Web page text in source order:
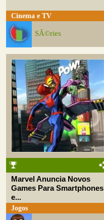
Cinema e TV
SÃ©ries
Marvel Anuncia Novos
Games Para Smartphones
e...
Jogos